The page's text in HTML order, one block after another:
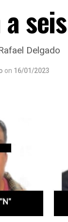
Delgado
on 16/01/2023